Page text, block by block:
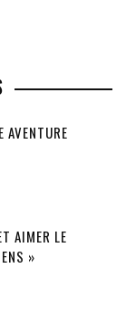
AVENTURE
AIMER LE
»